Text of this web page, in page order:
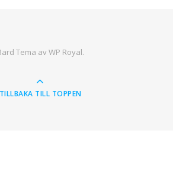
Tema avWP Royal.
TILLBAKA TILL TOPPEN